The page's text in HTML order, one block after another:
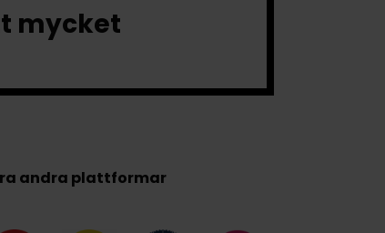
mycket
andra plattformar